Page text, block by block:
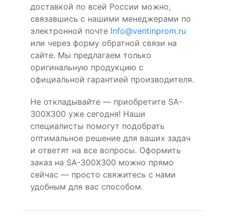
доставкой по всей России можно,
связавшись с нашими менеджерами по
электронной почте Info@ventinprom.ru
или через форму обратной связи на
сайте. Мы предлагаем только
оригинальную продукцию с
официальной гарантией производителя.
Не откладывайте — приобретите SA-
300X300 уже сегодня! Наши
специалисты помогут подобрать
оптимальное решение для ваших задач
и ответят на все вопросы. Оформить
заказ на SA-300X300 можно прямо
сейчас — просто свяжитесь с нами
удобным для вас способом.